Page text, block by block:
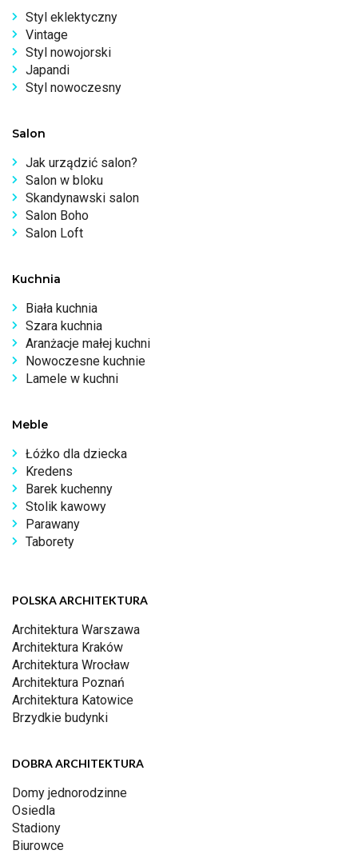
Styl eklektyczny
Vintage
Styl nowojorski
Japandi
Styl nowoczesny
Salon
Jak urządzić salon?
Salon w bloku
Skandynawski salon
Salon Boho
Salon Loft
Kuchnia
Biała kuchnia
Szara kuchnia
Aranżacje małej kuchni
Nowoczesne kuchnie
Lamele w kuchni
Meble
Łóżko dla dziecka
Kredens
Barek kuchenny
Stolik kawowy
Parawany
Taborety
POLSKA ARCHITEKTURA
Architektura Warszawa
Architektura Kraków
Architektura Wrocław
Architektura Poznań
Architektura Katowice
Brzydkie budynki
DOBRA ARCHITEKTURA
Domy jednorodzinne
Osiedla
Stadiony
Biurowce